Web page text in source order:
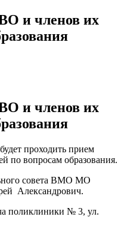
и членов их
и членов их
проходить прием
по вопросам образования.
совета ВМО МО
Александрович.
поликлиники № 3, ул.